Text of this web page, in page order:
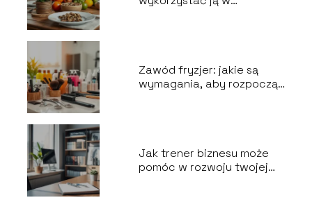
Zawód fryzjer: jakie są
wymagania, aby rozpocząć
Jak trener biznesu może
pomóc w rozwoju twojej